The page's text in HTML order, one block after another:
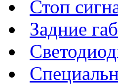
Стоп
Задние